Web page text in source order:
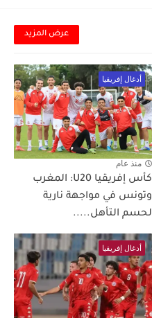
عرض المزيد
أدغال إفريقيا
منذ عام
كأس إفريقيا U20: المغرب
وتونس في مواجهة نارية
لحسم التأهل.....
أدغال إفريقيا